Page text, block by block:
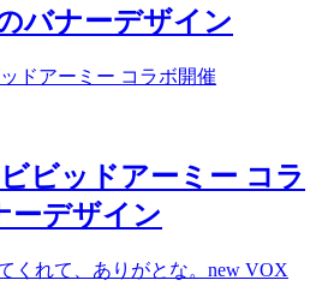
バナーデザイン
ビッドアーミー コラ
ーデザイン